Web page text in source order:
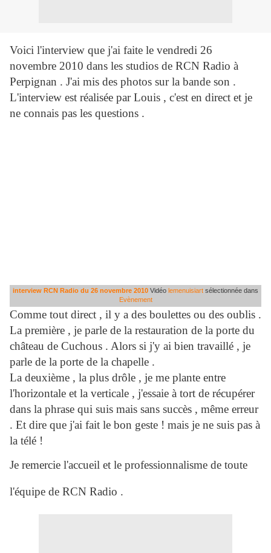
Voici l'interview que j'ai faite le vendredi 26
novembre 2010 dans les studios de RCN Radio à
Perpignan . J'ai mis des photos sur la bande son .
L'interview est réalisée par Louis , c'est en direct et je
ne connais pas les questions .
interview RCN Radio du 26 novembre 2010 Vidéo lemenuisiart sélectionnée dans
Evènement
Comme tout direct , il y a des boulettes ou des oublis .
La première , je parle de la restauration de la porte du
château de Cuchous . Alors si j'y ai bien travaillé , je
parle de la porte de la chapelle .
La deuxième , la plus drôle , je me plante entre
l'horizontale et la verticale , j'essaie à tort de récupérer
dans la phrase qui suis mais sans succès , même erreur
. Et dire que j'ai fait le bon geste ! mais je ne suis pas à
la télé !
Je remercie l'accueil et le professionnalisme de toute
l'équipe de RCN Radio .